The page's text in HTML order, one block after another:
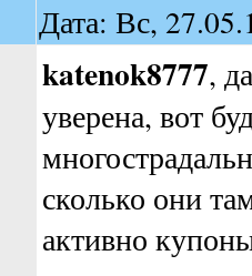
Дата: Вс,
katenok8777,
уверена, вот
сколько они
активно